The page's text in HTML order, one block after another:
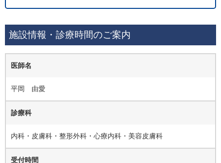
施設情報・診療時間のご案内
医師名
平岡 由愛
診療科
内科・皮膚科・整形外科・心療内科・美容皮膚科
受付時間